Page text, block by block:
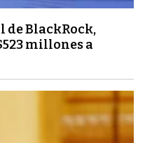
de BlackRock,
millones a